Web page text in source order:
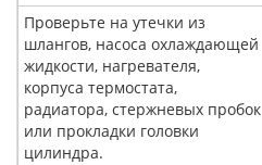
Проверьте на утечки из
шлангов, насоса охлаждающей
жидкости, нагревателя,
корпуса термостата,
радиатора, стержневых пробок
или прокладки головки
цилиндра.